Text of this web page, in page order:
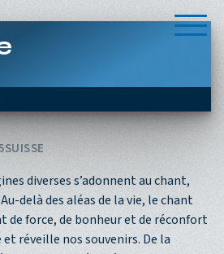
SUISSE
diverses s’adonnent au chant,
delà des aléas de la vie, le chant
de force, de bonheur et de réconfort
réveille nos souvenirs. De la